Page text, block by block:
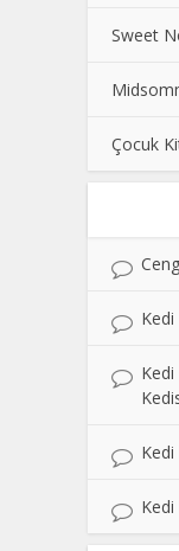
Sweet
Çocuk
Kedi